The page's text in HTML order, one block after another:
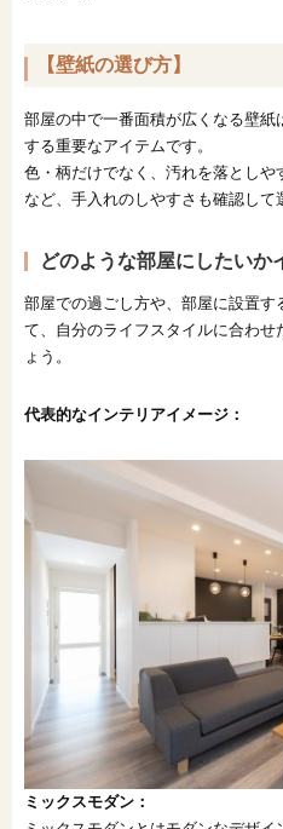
【壁紙の選び方】
部屋の中で一番面積が広くなる壁
する重要なアイテムです。
色・柄だけでなく、汚れを落とし
など、手入れのしやすさも確認して
どのような部屋にしたいか
部屋での過ごし方や、部屋に設置す
て、自分のライフスタイルに合わせ
ょう。
代表的なインテリアイメージ ：
ミックスモダン：